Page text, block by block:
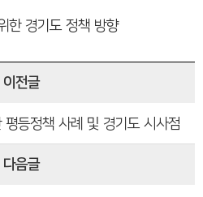
한 경기도 정책 방향
이전글
등정책 사례 및 경기도 시사점
다음글